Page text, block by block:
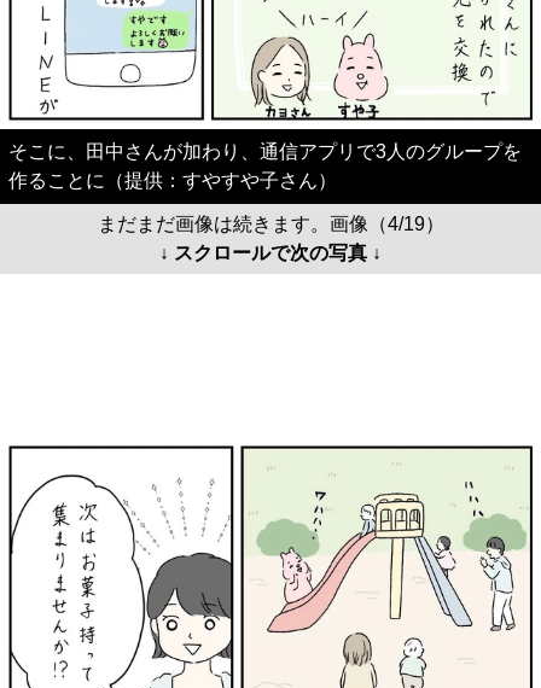
そこに、田中さんが加わり、通信アプリで3人のグループを
作ることに（提供：すやすや子さん）
まだまだ画像は続きます。画像（4/19）
↓ スクロールで次の写真 ↓